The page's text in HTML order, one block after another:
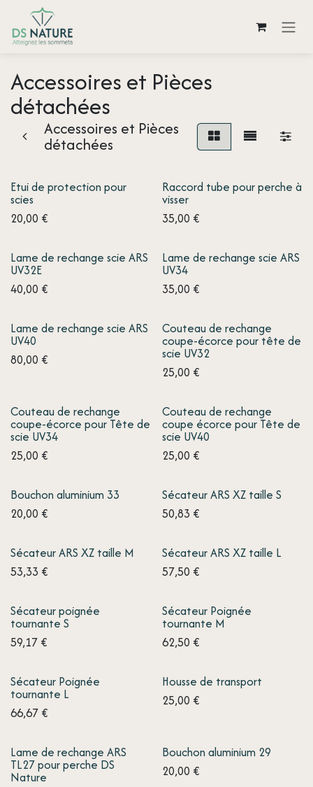
Se rendre au contenu
Accessoires et Pièces
détachées
Accessoires et Pièces
détachées
Etui de protection pour
scies
20,00 €
Raccord tube pour perche à
visser
35,00 €
Lame de rechange scie ARS
UV32E
40,00 €
Lame de rechange scie ARS
UV34
35,00 €
Lame de rechange scie ARS
UV40
80,00 €
Couteau de rechange
coupe-écorce pour tête de
scie UV32
25,00 €
Couteau de rechange
coupe-écorce pour Tête de
scie UV34
25,00 €
Couteau de rechange
coupe écorce pour Tête de
scie UV40
25,00 €
Bouchon aluminium 33
20,00 €
Sécateur ARS XZ taille S
50,83 €
Sécateur ARS XZ taille M
53,33 €
Sécateur ARS XZ taille L
57,50 €
Sécateur poignée
tournante S
59,17 €
Sécateur Poignée
tournante M
62,50 €
Sécateur Poignée
tournante L
66,67 €
Housse de transport
25,00 €
Lame de rechange ARS
TL27 pour perche DS
Nature
Bouchon aluminium 29
20,00 €